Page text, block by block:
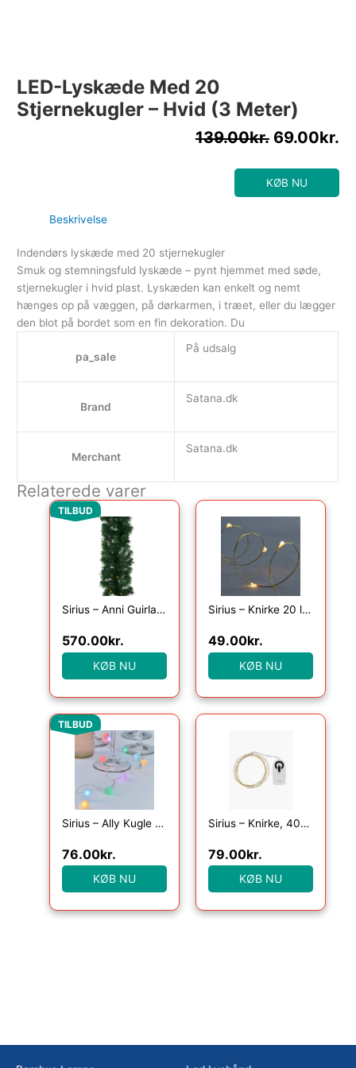
LED-Lyskæde Med 20
Stjernekugler – Hvid (3 Meter)
139.00kr. 69.00kr.
KØB NU
Beskrivelse
Indendørs lyskæde med 20 stjernekugler
Smuk og stemningsfuld lyskæde – pynt hjemmet med søde,
stjernekugler i hvid plast. Lyskæden kan enkelt og nemt
hænges op på væggen, på dørkarmen, i træet, eller du lægger
den blot på bordet som en fin dekoration. Du
pa_sale
På udsalg
Brand
Satana.dk
Merchant
Satana.dk
Relaterede varer
TILBUD
Sirius – Anni Guirlande i gran, 4,8 m, grøn
Den oprindelige pris var: 649.00kr..
570.00kr.
Den aktuelle pris er: 570.00kr..
KØB NU
Sirius – Knirke 20 lys, Klar/Guld
49.00kr.
KØB NU
TILBUD
Sirius – Ally Kugle Cluster, 40LED, Multi, 2m+30cm
Den oprindelige pris var: 99.00kr..
76.00kr.
Den aktuelle pris er: 76.00kr..
KØB NU
Sirius – Knirke, 40L, Klar/Guld
79.00kr.
KØB NU